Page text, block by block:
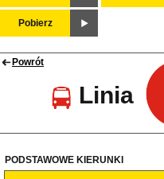
Pobierz
Powrót
Linia
PODSTAWOWE KIERUNKI